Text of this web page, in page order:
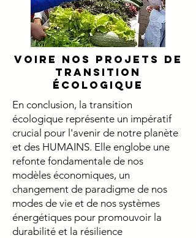
Voire nos projets de
transition
écologique
En conclusion, la transition
écologique représente un impératif
crucial pour l'avenir de notre planète
et des HUMAINS. Elle englobe une
refonte fondamentale de nos
modèles économiques, un
changement de paradigme de nos
modes de vie et de nos systèmes
énergétiques pour promouvoir la
durabilité et la résilience